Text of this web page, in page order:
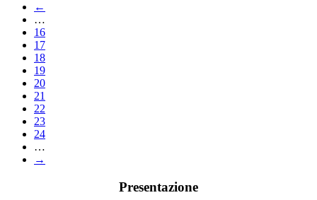
←
…
16
17
18
19
20
21
22
23
24
…
→
Presentazione